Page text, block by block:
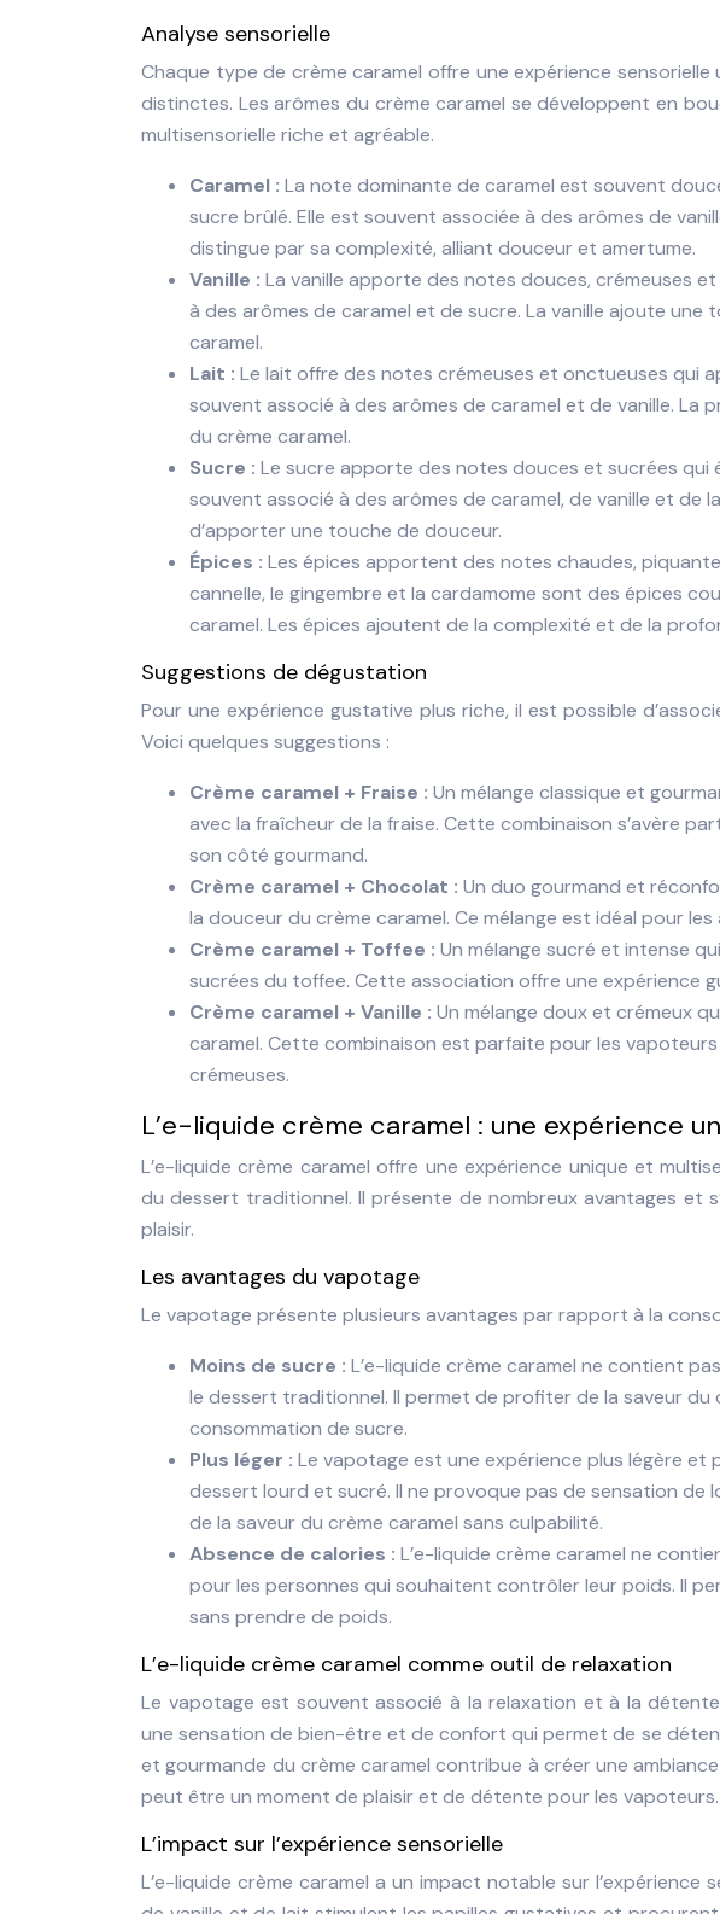
Analyse sensorielle
Chaque type de crème caramel offre une expérience
distinctes. Les arômes du crème caramel se développent en
multisensorielle riche et agréable.
Caramel : La note dominante de caramel est souvent
sucre brûlé. Elle est souvent associée à des arômes de
distingue par sa complexité, alliant douceur et amertume.
Vanille : La vanille apporte des notes douces, crémeuses
à des arômes de caramel et de sucre. La vanille ajoute
caramel.
Lait : Le lait offre des notes crémeuses et onctueuses qui
souvent associé à des arômes de caramel et de vanille.
du crème caramel.
Sucre : Le sucre apporte des notes douces et sucrées qui
souvent associé à des arômes de caramel, de vanille et de
d’apporter une touche de douceur.
Épices : Les épices apportent des notes chaudes,
cannelle, le gingembre et la cardamome sont des épices
caramel. Les épices ajoutent de la complexité et de la
Suggestions de dégustation
Pour une expérience gustative plus riche, il est possible
Voici quelques suggestions :
Crème caramel + Fraise : Un mélange classique et
avec la fraîcheur de la fraise. Cette combinaison s’avère
son côté gourmand.
Crème caramel + Chocolat : Un duo gourmand et
la douceur du crème caramel. Ce mélange est idéal pour
Crème caramel + Toffee : Un mélange sucré et intense
sucrées du toffee. Cette association offre une expérience
Crème caramel + Vanille : Un mélange doux et crémeux
caramel. Cette combinaison est parfaite pour les
crémeuses.
L’e-liquide crème caramel : une expérience
L’e-liquide crème caramel offre une expérience unique et
du dessert traditionnel. Il présente de nombreux avantages et
plaisir.
Les avantages du vapotage
Le vapotage présente plusieurs avantages par rapport à la
Moins de sucre : L’e-liquide crème caramel ne contient
le dessert traditionnel. Il permet de profiter de la saveur du
consommation de sucre.
Plus léger : Le vapotage est une expérience plus légère et
dessert lourd et sucré. Il ne provoque pas de sensation
de la saveur du crème caramel sans culpabilité.
Absence de calories : L’e-liquide crème caramel ne
pour les personnes qui souhaitent contrôler leur poids. Il
sans prendre de poids.
L’e-liquide crème caramel comme outil de relaxation
Le vapotage est souvent associé à la relaxation et à la
une sensation de bien-être et de confort qui permet de se
et gourmande du crème caramel contribue à créer une
peut être un moment de plaisir et de détente pour les vapoteurs.
L’impact sur l’expérience sensorielle
L’e-liquide crème caramel a un impact notable sur l’expérience